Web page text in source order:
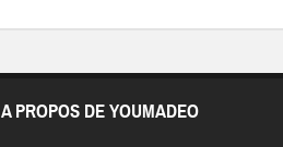
A PROPOS DE YOUMADEO